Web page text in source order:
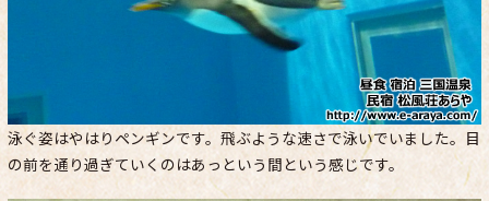
泳ぐ姿はやはりペンギンです。飛ぶような速さで泳いでいました。目
の前を通り過ぎていくのはあっという間という感じです。